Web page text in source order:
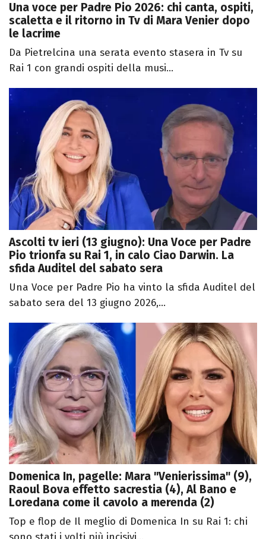
Una voce per Padre Pio 2026: chi canta, ospiti,
scaletta e il ritorno in Tv di Mara Venier dopo
le lacrime
Da Pietrelcina una serata evento stasera in Tv su
Rai 1 con grandi ospiti della musi...
Ascolti tv ieri (13 giugno): Una Voce per Padre
Pio trionfa su Rai 1, in calo Ciao Darwin. La
sfida Auditel del sabato sera
Una Voce per Padre Pio ha vinto la sfida Auditel del
sabato sera del 13 giugno 2026,...
Domenica In, pagelle: Mara "Venierissima" (9),
Raoul Bova effetto sacrestia (4), Al Bano e
Loredana come il cavolo a merenda (2)
Top e flop de Il meglio di Domenica In su Rai 1: chi